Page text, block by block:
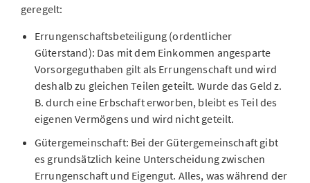
geregelt:
Errungenschaftsbeteiligung (ordentlicher
Güterstand): Das mit dem Einkommen angesparte
Vorsorgeguthaben gilt als Errungenschaft und wird
deshalb zu gleichen Teilen geteilt. Wurde das Geld z.
B. durch eine Erbschaft erworben, bleibt es Teil des
eigenen Vermögens und wird nicht geteilt.
Gütergemeinschaft: Bei der Gütergemeinschaft gibt
es grundsätzlich keine Unterscheidung zwischen
Errungenschaft und Eigengut. Alles, was während der